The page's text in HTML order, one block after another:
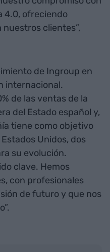
4.0, ofreciendo
clientes”,
de Ingroup en
internacional.
de las ventas de la
del Estado español y,
tiene como objetivo
Unidos, dos
su evolución.
clave. Hemos
con profesionales
de futuro y que nos